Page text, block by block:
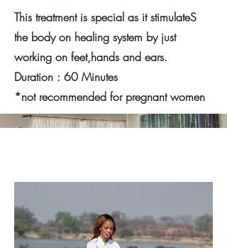
This treatment is special as it stimulateS
the body on healing system by just
working on feet,hands and ears.
Duration : 60 Minutes
*not recommended for pregnant women